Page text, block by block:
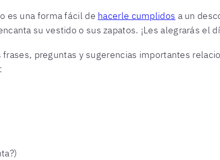
es una forma fácil de hacerle cumplidos a un
su vestido o sus zapatos. ¡Les alegrarás el
preguntas y sugerencias importantes